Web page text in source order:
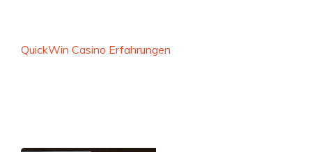
QuickWin Casino Erfahrungen